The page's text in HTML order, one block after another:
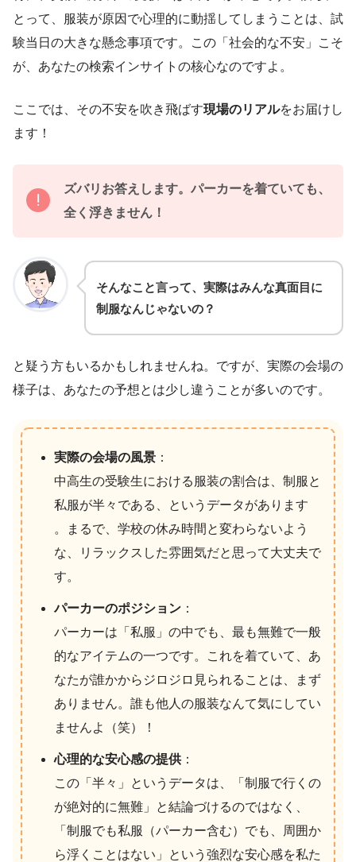
とって、服装が原因で心理的に動揺してしまうことは、試
験当日の大きな懸念事項です。この「社会的な不安」こそ
が、あなたの検索インサイトの核心なのですよ。
ここでは、その不安を吹き飛ばす現場のリアルをお届けし
ます！
ズバリお答えします。パーカーを着ていても、
全く浮きません！
そんなこと言って、実際はみんな真面目に
制服なんじゃないの？
と疑う方もいるかもしれませんね。ですが、実際の会場の
様子は、あなたの予想とは少し違うことが多いのです。
実際の会場の風景 ：
中高生の受験生における服装の割合は、制服と
私服が半々である、というデータがあります
。まるで、学校の休み時間と変わらないよう
な、リラックスした雰囲気だと思って大丈夫で
す。
パーカーのポジション ：
パーカーは「私服」の中でも、最も無難で一般
的なアイテムの一つです。これを着ていて、あ
なたが誰かからジロジロ見られることは、まず
ありません。誰も他人の服装なんて気にしてい
ませんよ（笑）！
心理的な安心感の提供 ：
この「半々」というデータは、「制服で行くの
が絶対的に無難」と結論づけるのではなく、
「制服でも私服（パーカー含む）でも、周囲か
ら浮くことはない」という強烈な安心感を私た